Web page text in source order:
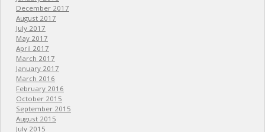
December 2017
August 2017
July 2017
May 2017
April 2017
March 2017
January 2017
March 2016
February 2016
October 2015
September 2015
August 2015
July 2015